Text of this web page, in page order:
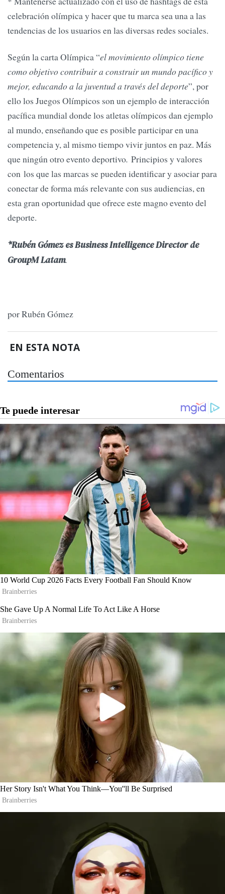
celebración olímpica y hacer que tu marca sea una a las
tendencias de los usuarios en las diversas redes sociales.
Según la carta Olímpica “el movimiento olímpico tiene
como objetivo contribuir a construir un mundo pacífico y
mejor, educando a la juventud a través del deporte”, por
ello los Juegos Olímpicos son un ejemplo de interacción
pacífica mundial donde los atletas olímpicos dan ejemplo
al mundo, enseñando que es posible participar en una
competencia y, al mismo tiempo vivir juntos en paz. Más
que ningún otro evento deportivo. Principios y valores
con los que las marcas se pueden identificar y asociar para
conectar de forma más relevante con sus audiencias, en
esta gran oportunidad que ofrece este magno evento del
deporte.
*Rubén Gómez es Business Intelligence Director de
GroupM Latam.
por Rubén Gómez
EN ESTA NOTA
Comentarios